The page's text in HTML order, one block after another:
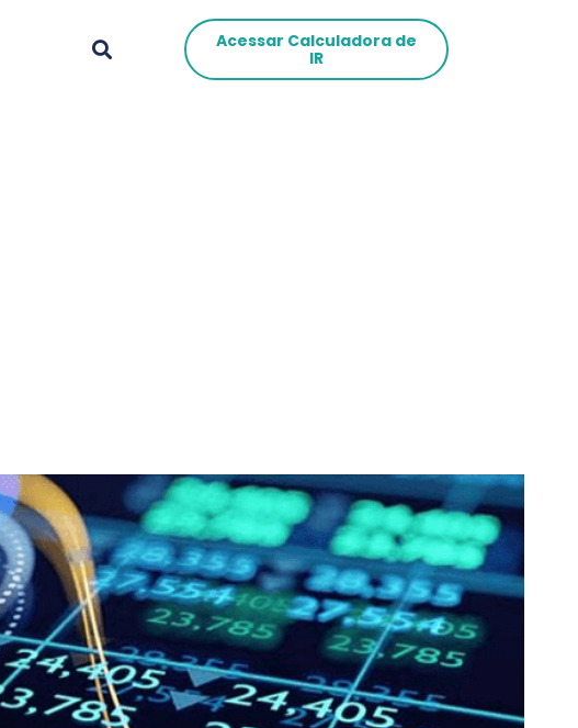
Acessar Calculadora de
IR